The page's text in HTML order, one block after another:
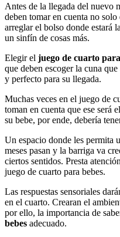
Antes de la llegada del nuevo
deben tomar en cuenta no
arreglar el bolso donde estará
un sinfín de cosas más.
Elegir el juego de cuarto
que deben escoger la cuna
y perfecto para su llegada.
Muchas veces en el juego de
toman en cuenta que ese será
su bebe, por ende, debería
Un espacio donde les permita
meses pasan y la barriga va
ciertos sentidos. Presta
juego de cuarto para bebes.
Las respuestas sensoriales
en el cuarto. Crearan el
por ello, la importancia de
bebes adecuado.